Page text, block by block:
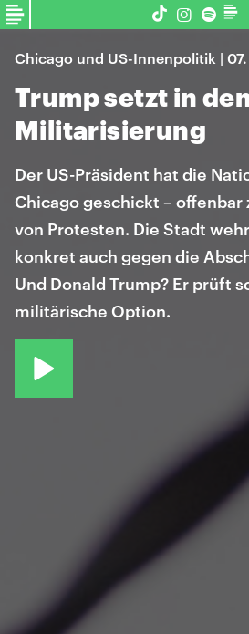
Chicago und US-Innenpolitik |
Trump setzt in
Militarisierung
Der US-Präsident hat die
Chicago geschickt –
von Protesten. Die Stadt
konkret auch gegen die
Und Donald Trump? Er prüft
militärische Option.